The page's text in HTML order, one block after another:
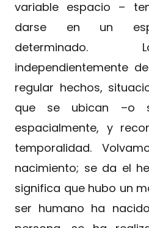
variable espacio –
darse en un
determinado.
independientemente
regular hechos,
que se ubican –o
espacialmente, y
temporalidad.
nacimiento; se da el
significa que hubo un
ser humano ha